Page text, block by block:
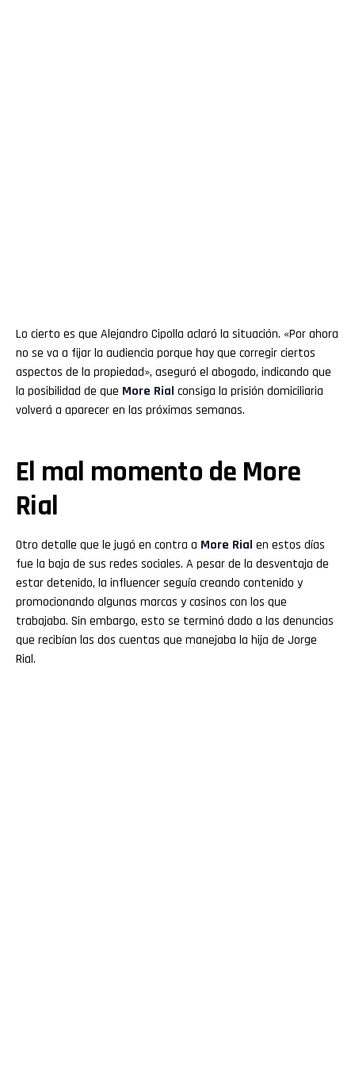
Lo cierto es que Alejandro Cipolla aclaró la situación. «Por ahora
no se va a fijar la audiencia porque hay que corregir ciertos
aspectos de la propiedad», aseguró el abogado, indicando que
la posibilidad de que More Rial consiga la prisión domiciliaria
volverá a aparecer en las próximas semanas.
El mal momento de More
Rial
Otro detalle que le jugó en contra a More Rial en estos días
fue la baja de sus redes sociales. A pesar de la desventaja de
estar detenido, la influencer seguía creando contenido y
promocionando algunas marcas y casinos con los que
trabajaba. Sin embargo, esto se terminó dado a las denuncias
que recibían las dos cuentas que manejaba la hija de Jorge
Rial.